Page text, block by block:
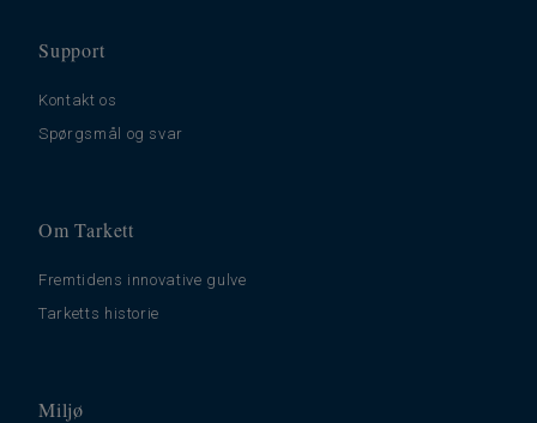
Support
Kontakt os
Spørgsmål og svar
Om Tarkett
Fremtidens innovative gulve
Tarketts historie
Miljø